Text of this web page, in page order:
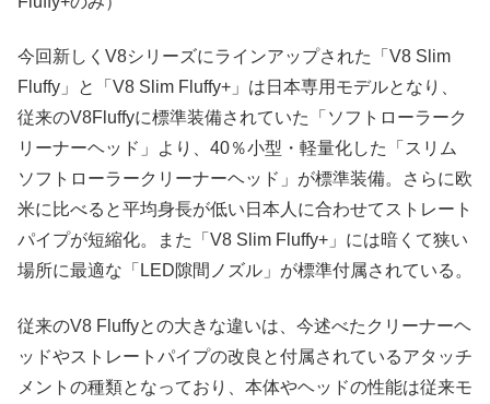
今回新しくV8シリーズにラインアップされた「V8 Slim
Fluffy」と「V8 Slim Fluffy+」は日本専用モデルとなり、
従来のV8Fluffyに標準装備されていた「ソフトローラーク
リーナーヘッド」より、40％小型・軽量化した「スリム
ソフトローラークリーナーヘッド」が標準装備。さらに欧
米に比べると平均身長が低い日本人に合わせてストレート
パイプが短縮化。また「V8 Slim Fluffy+」には暗くて狭い
場所に最適な「LED隙間ノズル」が標準付属されている。
従来のV8 Fluffyとの大きな違いは、今述べたクリーナーヘ
ッドやストレートパイプの改良と付属されているアタッチ
メントの種類となっており、本体やヘッドの性能は従来モ